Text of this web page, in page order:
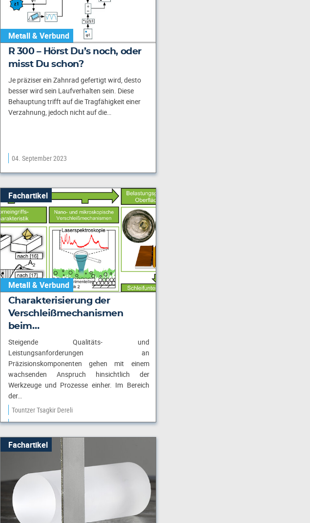
Metall & Verbund
R 300 – Hörst Du’s noch, oder
misst Du schon?
Je präziser ein Zahnrad gefertigt wird, desto
besser wird sein Laufverhalten sein. Diese
Behauptung trifft auf die Tragfähigkeit einer
Verzahnung, jedoch nicht auf die…
04. September 2023
Fachartikel
Metall & Verbund
Charakterisierung der
Verschleißmechanismen
beim…
Steigende Qualitäts- und
Leistungsanforderungen an
Präzisionskomponenten gehen mit einem
wachsenden Anspruch hinsichtlich der
Werkzeuge und Prozesse einher. Im Bereich
der…
Tountzer Tsagkir Dereli
08. August 2023
Fachartikel